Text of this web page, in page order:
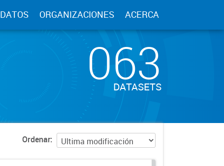
DATOS ORGANIZACIONES ACERCA
063
DATASETS
Ordenar